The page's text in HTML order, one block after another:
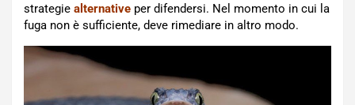
strategie alternative per difendersi. Nel momento in cui la
fuga non è sufficiente, deve rimediare in altro modo.